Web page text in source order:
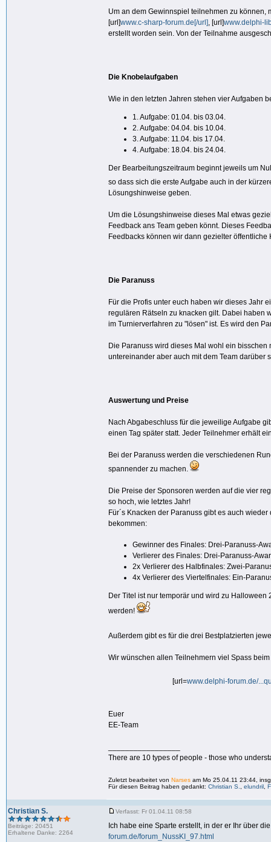
Um an dem Gewinnspiel teilnehmen zu können,
[url]www.c-sharp-forum.de[/url], [url]www.delphi-
erstellt worden sein. Von der Teilnahme
Die Knobelaufgaben
Wie in den letzten Jahren stehen vier Aufgaben
1. Aufgabe: 01.04. bis 03.04.
2. Aufgabe: 04.04. bis 10.04.
3. Aufgabe: 11.04. bis 17.04.
4. Aufgabe: 18.04. bis 24.04.
Der Bearbeitungszeitraum beginnt jeweils um
so dass sich die erste Aufgabe auch in der
Lösungshinweise geben.
Um die Lösungshinweise dieses Mal etwas
Feedback ans Team geben könnt. Dieses
Feedbacks können wir dann gezielter öffentliche
Die Paranuss
Für die Profis unter euch haben wir dieses Jahr
regulären Rätseln zu knacken gilt. Dabei haben
im Turnierverfahren zu "lösen" ist. Es wird den
Die Paranuss wird dieses Mal wohl ein
untereinander aber auch mit dem Team darüber
Auswertung und Preise
Nach Abgabeschluss für die jeweilige Aufgabe
einen Tag später statt. Jeder Teilnehmer erhält
Bei der Paranuss werden die verschiedenen
spannender zu machen.
Die Preise der Sponsoren werden auf die vier
so hoch, wie letztes Jahr!
Für´s Knacken der Paranuss gibt es auch
bekommen:
Gewinner des Finales: Drei-Paranuss-
Verlierer des Finales: Drei-Paranuss-
2x Verlierer des Halbfinales: Zwei-
4x Verlierer des Viertelfinales: Ein-
Der Titel ist nur temporär und wird zu
werden!
Außerdem gibt es für die drei Bestplatzierten
Wir wünschen allen Teilnehmern viel Spass
[url=www.delphi-forum.de/
Euer
EE-Team
There are 10 types of people - those who
Zuletzt bearbeitet von Narses am Mo 25.04.11 23:44,
Für diesen Beitrag haben gedankt: Christian S. elundril
Christian S.
Beiträge: 20451
Erhaltene Danke: 2264
Verfasst: Fr 01.04.11 08:58
Ich habe eine Sparte erstellt, in der er Ihr über
forum.de/forum_NussKI_97.html